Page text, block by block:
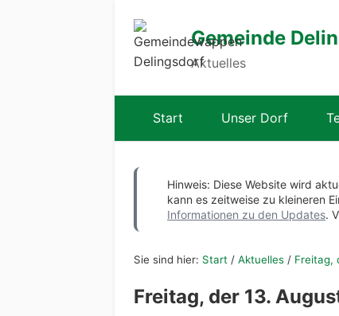
Gemeinde
Aktuelles
Start Unser Dorf
Hinweis: Diese Website wird
kann es zeitweise zu kleineren
Informationen zu den Updates.
Sie sind hier: Start / Aktuelles / Freitag,
Freitag, der 13.